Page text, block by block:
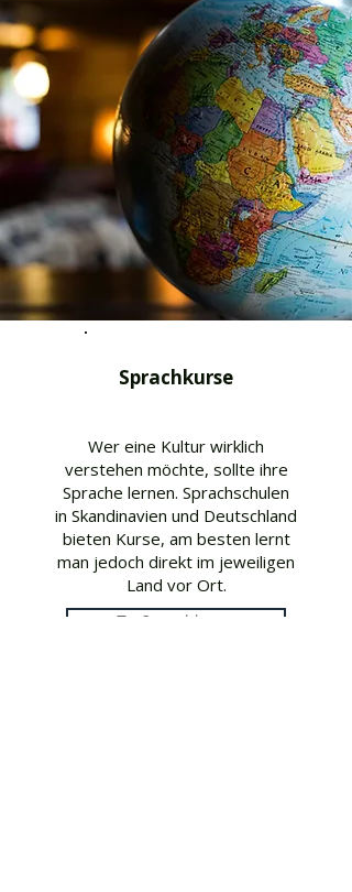
Sprachkurse
Wer eine Kultur wirklich
verstehen möchte, sollte ihre
Sprache lernen. Sprachschulen
in Skandinavien und Deutschland
bieten Kurse, am besten lernt
man jedoch direkt im jeweiligen
Land vor Ort.
Zu Sprachkurse